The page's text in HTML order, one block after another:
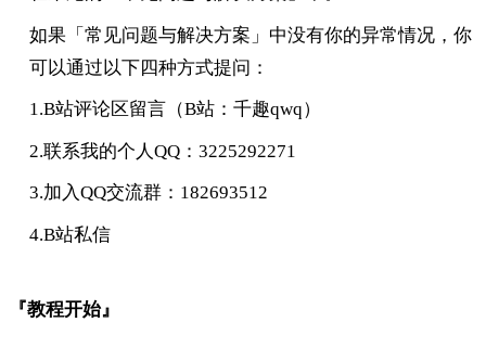
如果「常见问题与解决方案」中没有你的异常情况，你
可以通过以下四种方式提问：
1.B站评论区留言（B站：千趣qwq）
2.联系我的个人QQ：3225292271
3.加入QQ交流群：182693512
4.B站私信
『教程开始』